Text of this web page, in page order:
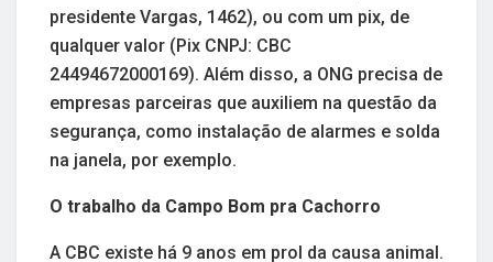
presidente Vargas, 1462), ou com um pix, de
qualquer valor (Pix CNPJ: CBC
24494672000169). Além disso, a ONG precisa de
empresas parceiras que auxiliem na questão da
segurança, como instalação de alarmes e solda
na janela, por exemplo.
O trabalho da Campo Bom pra Cachorro
A CBC existe há 9 anos em prol da causa animal.